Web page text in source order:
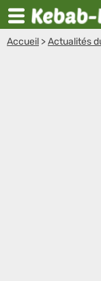
Accueil >Actualités